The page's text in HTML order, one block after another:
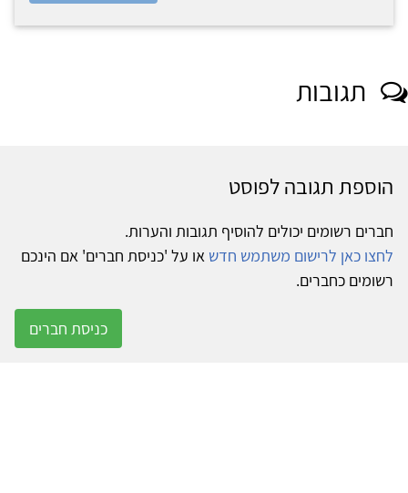
תגובות
הוספת תגובה לפוסט
חברים רשומים יכולים להוסיף תגובות והערות.
לחצו כאן לרישום משתמש חדש או על 'כניסת חברים' אם הינכם
רשומים כחברים.
כניסת חברים